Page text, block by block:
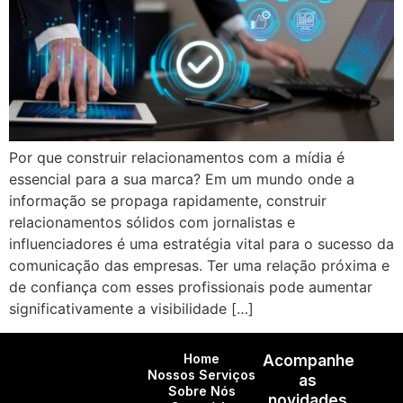
Por que construir relacionamentos com a mídia é
essencial para a sua marca? Em um mundo onde a
informação se propaga rapidamente, construir
relacionamentos sólidos com jornalistas e
influenciadores é uma estratégia vital para o sucesso da
comunicação das empresas. Ter uma relação próxima e
de confiança com esses profissionais pode aumentar
significativamente a visibilidade […]
Home
Nossos Serviços
Sobre Nós
Acompanhe
as